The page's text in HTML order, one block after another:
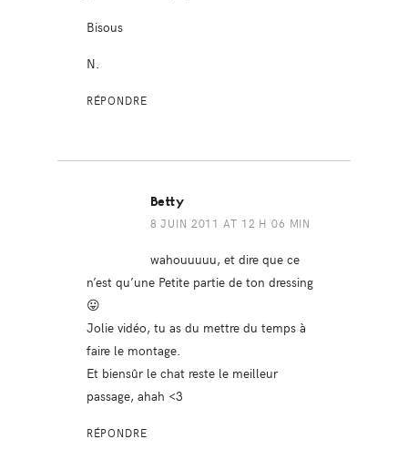
Bisous
N.
RÉPONDRE
Betty
8 JUIN 2011 AT 12 H 06 MIN
wahouuuuu, et dire que ce
n’est qu’une Petite partie de ton dressing
😛
Jolie vidéo, tu as du mettre du temps à
faire le montage.
Et biensûr le chat reste le meilleur
passage, ahah <3
RÉPONDRE